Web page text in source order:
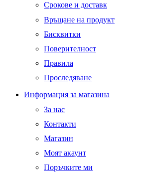
Срокове и доставк
Връщане на продукт
Бисквитки
Поверителност
Правила
Проследяване
Информация за магазина
За нас
Контакти
Магазин
Моят акаунт
Поръчките ми